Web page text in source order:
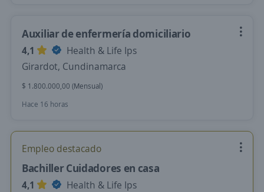
Auxiliar de enfermería domiciliario
4,1
Health & Life Ips
Girardot, Cundinamarca
$ 1.800.000,00 (Mensual)
Hace 16 horas
Empleo destacado
Bachiller Cuidadores en casa
4,1
Health & Life Ips